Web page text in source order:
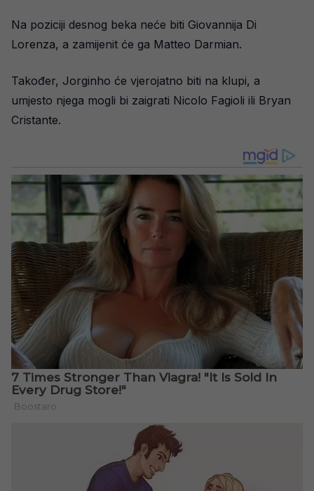
Na poziciji desnog beka neće biti Giovannija Di
Lorenza, a zamijenit će ga Matteo Darmian.
Također, Jorginho će vjerojatno biti na klupi, a
umjesto njega mogli bi zaigrati Nicolo Fagioli ili Bryan
Cristante.